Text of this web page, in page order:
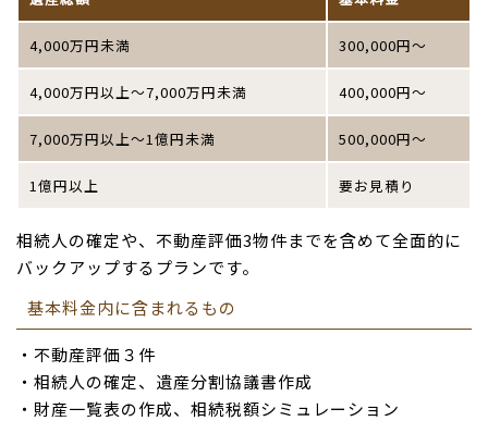
4,000万円未満 300,000円～
4,000万円以上～7,000万円未満 400,000円～
7,000万円以上～1億円未満 500,000円～
1億円以上 要お見積り
相続人の確定や、不動産評価3物件までを含めて全面的に
バックアップするプランです。
基本料金内に含まれるもの
・不動産評価３件
・相続人の確定、遺産分割協議書作成
・財産一覧表の作成、相続税額シミュレーション